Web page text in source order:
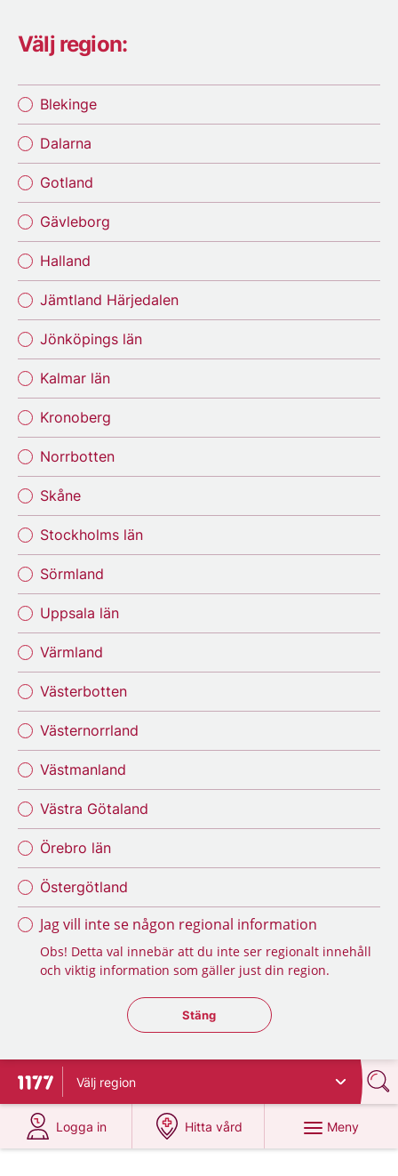
Välj region:
Blekinge
Dalarna
Gotland
Gävleborg
Halland
Jämtland Härjedalen
Jönköpings län
Kalmar län
Kronoberg
Norrbotten
Skåne
Stockholms län
Sörmland
Uppsala län
Värmland
Västerbotten
Västernorrland
Västmanland
Västra Götaland
Örebro län
Östergötland
Jag vill inte se någon regional information
Obs! Detta val innebär att du inte ser regionalt innehåll
och viktig information som gäller just din region.
Stäng regionsväljaren
Stäng
Till startsidan för 1177
Välj region
Logga in
på 1177.se
Hitta vård
på 1177.se
Meny